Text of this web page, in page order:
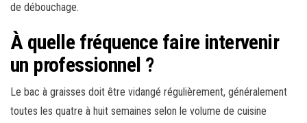
de débouchage.
À quelle fréquence faire intervenir
un professionnel ?
Le bac à graisses doit être vidangé régulièrement, généralement
toutes les quatre à huit semaines selon le volume de cuisine